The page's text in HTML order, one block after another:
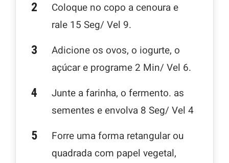
Coloque no copo a cenoura e
rale 15 Seg/ Vel 9.
Adicione os ovos, o iogurte, o
açúcar e programe 2 Min/ Vel 6.
Junte a farinha, o fermento. as
sementes e envolva 8 Seg/ Vel 4
Forre uma forma retangular ou
quadrada com papel vegetal,